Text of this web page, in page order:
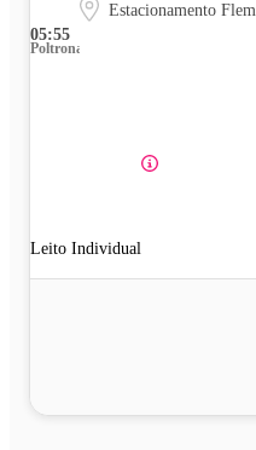
05:55
Estacionamento
Poltrona
Leito Individual